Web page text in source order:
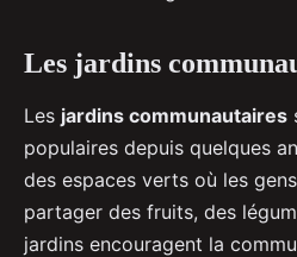
Les jardins
Les jardins communautaires
populaires depuis quelques
des espaces verts où les
partager des fruits, des
jardins encouragent la